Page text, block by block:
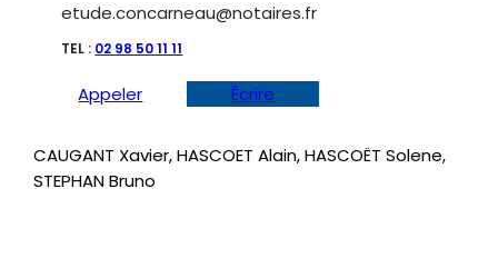
etude.concarneau@notaires.fr
TEL : 02 98 50 11 11
Appeler Écrire
CAUGANT Xavier, HASCOET Alain, HASCOËT Solene,
STEPHAN Bruno